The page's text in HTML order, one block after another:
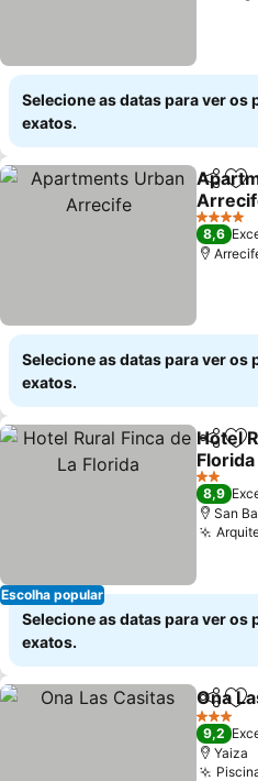
Selecione as datas para ver os
exatos.
Ver
4 Estrelas
8,6
Selecione as datas para ver os
exatos.
Escolha popular
Hotel
Florida
Ver
2 Estrelas
8,9
San
Selecione as datas para ver os
exatos.
Ona
3 Estrelas
9,2
Yaiza